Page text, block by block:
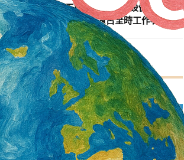
薪資調查 房務工薪資略升 機械設備操作及組
裝人員占全時工作者26.5%